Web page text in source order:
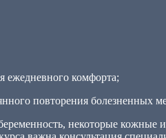
ежедневного комфорта;
повторения болезненных
некоторые